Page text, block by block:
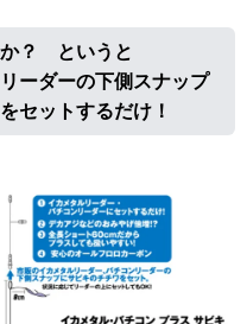
か？ というと
ーダーの下側スナップ
セットするだけ！